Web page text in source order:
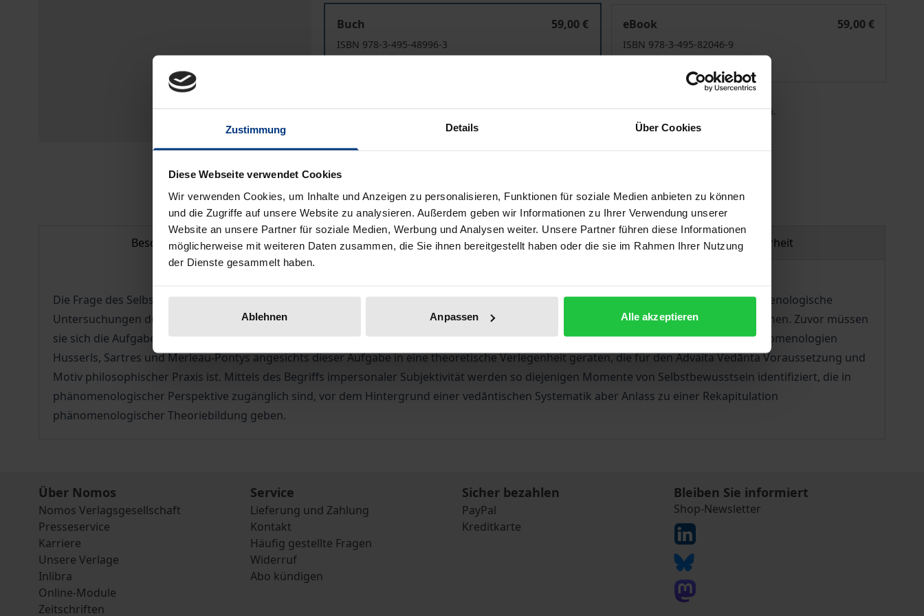
Zustimmung Details Über Cookies
Diese Webseite verwendet Cookies
Wir verwenden Cookies, um Inhalte und Anzeigen zu personalisieren, Funktionen für soziale Medien anbieten zu können
und die Zugriffe auf unsere Website zu analysieren. Außerdem geben wir Informationen zu Ihrer Verwendung unserer
Website an unsere Partner für soziale Medien, Werbung und Analysen weiter. Unsere Partner führen diese Informationen
möglicherweise mit weiteren Daten zusammen, die Sie ihnen bereitgestellt haben oder die sie im Rahmen Ihrer Nutzung
der Dienste gesammelt haben.
Ablehnen Anpassen Alle akzeptieren
Buch
59,00 €
ISBN 978-3-495-48996-3
eBook
59,00 €
ISBN 978-3-495-82046-9
Preisangaben inkl. MwSt. Abhängig von der Lieferadresse kann die MwSt. an der Kasse variieren.
In den Warenkorb
Hinweise zu Versandkosten
Beschreibung Bibliografische Angaben Produktsicherheit
Die Frage des Selbstbewusstseins gehört zu den entscheidenden Herausforderungen philosophischer Forschung. Insbesondere phänomenologische
Untersuchungen dürfen sich nicht vorschnell darauf ausrichten, Selbstbewusstsein zum Gegenstand begrifflicher Bestimmungen zu machen. Zuvor müssen
sie sich die Aufgabe stellen, dieses Phänomen methodisch reflektiert in Erfahrung zu bringen. Die vorliegende Studie zeigt, dass die Phänomenologien
Husserls, Sartres und Merleau-Pontys angesichts dieser Aufgabe in eine theoretische Verlegenheit geraten, die für den Advaita Vedānta Voraussetzung und
Motiv philosophischer Praxis ist. Mittels des Begriffs impersonaler Subjektivität werden so diejenigen Momente von Selbstbewusstsein identifiziert, die in
phänomenologischer Perspektive zugänglich sind, vor dem Hintergrund einer vedāntischen Systematik aber Anlass zu einer Rekapitulation
phänomenologischer Theoriebildung geben.
Über Nomos
Nomos Verlagsgesellschaft
Presseservice
Karriere
Unsere Verlage
Inlibra
Online-Module
Zeitschriften
Service
Lieferung und Zahlung
Kontakt
Häufig gestellte Fragen
Widerruf
Abo kündigen
Sicher bezahlen
PayPal
Kreditkarte
Bleiben Sie informiert
Shop-Newsletter